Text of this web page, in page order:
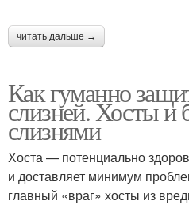
читать дальше →
Как гуманно
слизней. Хосты и
слизнями
Хоста — потенциально
и доставляет минимум
главный «враг» хосты из